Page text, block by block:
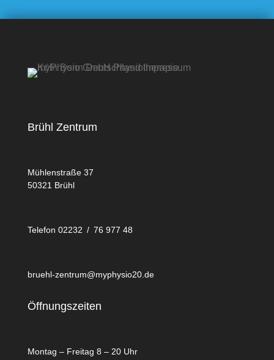
Brühl Zentrum
Mühlenstraße 37
50321 Brühl
Telefon 02232 / 76 977 48
bruehl-zentrum@myphysio20.de
Öffnungszeiten
Montag – Freitag 8 – 20 Uhr